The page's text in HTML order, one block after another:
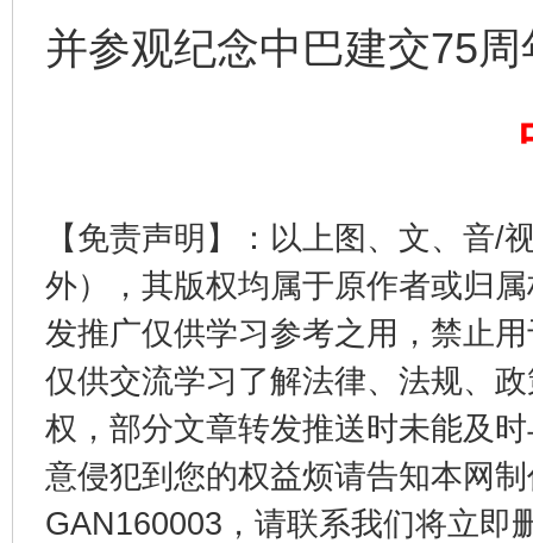
并参观纪念中巴建交75
【免责声明】：以上图、文、音/
外），其版权均属于原作者或归
发推广仅供学习参考之用，禁止
仅供交流学习了解法律、法规、
权，部分文章转发推送时未能及
意侵犯到您的权益烦请告知本网
GAN160003，请联系我们将立即
东山县通报“牛蛙产品抗生素超标问题” 法